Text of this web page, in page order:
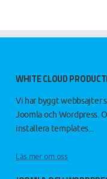
WHITE CLOUD
Vi har byggt webbsajter
Joomla och Wordpress.
installera templates...
Läs mer om oss